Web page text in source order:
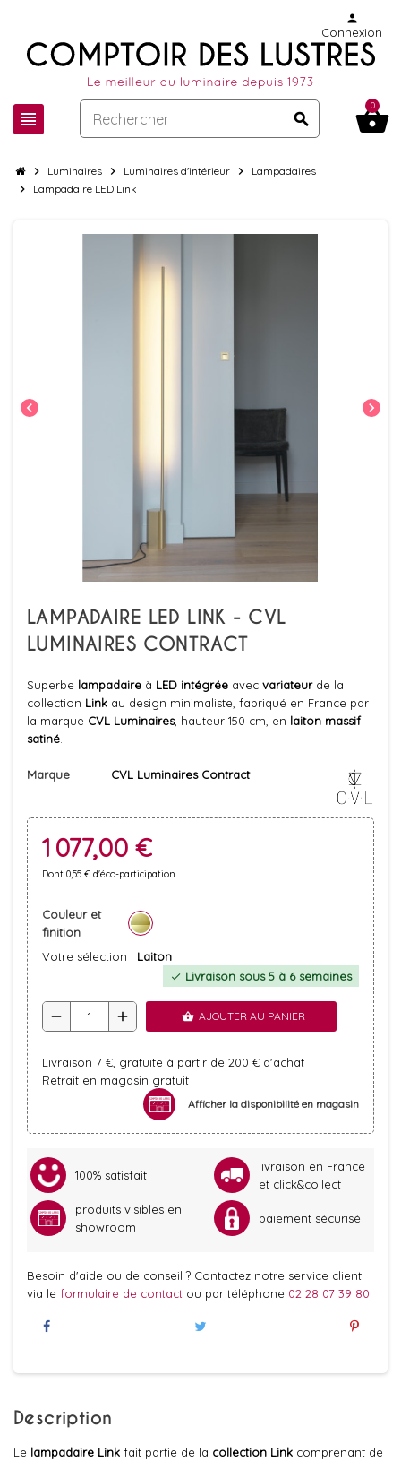
view_headline search
person
Connexion
shopping_basket
0
chevron_right Luminaires chevron_right Luminaires d'intérieur chevron_right Lampadaires
chevron_right Lampadaire LED Link
chevron_left chevron_right
LAMPADAIRE LED LINK - CVL
LUMINAIRES CONTRACT
Superbe lampadaire à LED intégrée avec variateurde la
collection Link au design minimaliste, fabriqué en France par
la marque CVL Luminaires, hauteur 150 cm, en laiton massif
satiné
Marque CVL Luminaires Contract
1 077,00 €
Dont 0,55 € d'éco-participation
Couleur et
finition
Votre sélection : Laiton
check Livraison sous 5 à 6 semaines
remove add shopping_basket AJOUTER AU PANIER
Livraison 7 €, gratuite à partir de 200 € d'achat
Retrait en magasin gratuit
Afficher la disponibilité en magasin
100% satisfait
livraison en France
et click&collect
produits visibles en
showroom
paiement sécurisé
Besoin d'aide ou de conseil ? Contactez notre service client
via le formulaire de contact ou par téléphone 02 28 07 39 80
Description
Le lampadaire Link fait partie de la collection Link comprenant de